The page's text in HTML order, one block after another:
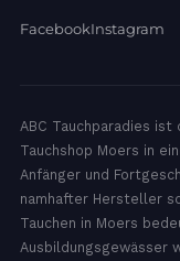
FacebookInstagram
ABC Tauchparadies ist
Tauchshop Moers in
Anfänger und
namhafter Hersteller
Tauchen in Moers
Ausbildungsgewässer